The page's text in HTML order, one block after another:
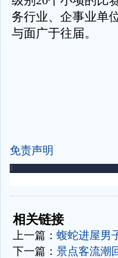
务行业、企事业单
与面广于往届。
免责声明
-
相关链接
上一篇： 蝮蛇进屋男
下一篇： 景点客流潮